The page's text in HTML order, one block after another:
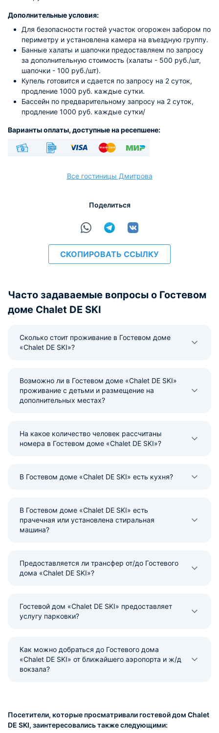
Дополнительные условия:
Для безопасности гостей участок огорожен забором по
периметру и установлена камера на въездную группу.
Банные халаты и шапочки предоставляем по запросу
за дополнительную стоимость (халаты - 500 руб./шт,
шапочки - 100 руб./шт).
Купель готовится и сдается по запросу на 2 суток,
продление 1000 руб. каждые сутки.
Бассейн по предварительному запросу на 2 суток,
продление 1000 руб. каждые сутки/
Варианты оплаты, доступные на ресепшене:
Все гостиницы Дмитрова
Поделиться
СКОПИРОВАТЬ ССЫЛКУ
Часто задаваемые вопросы о Гостевом
доме Chalet DE SKI
Сколько стоит проживание в Гостевом доме
«Chalet DE SKI»?
Возможно ли в Гостевом доме «Chalet DE SKI»
проживание с детьми и размещение на
дополнительных местах?
На какое количество человек рассчитаны
номера в Гостевом доме «Chalet DE SKI»?
В Гостевом доме «Chalet DE SKI» есть кухня?
В Гостевом доме «Chalet DE SKI» есть
прачечная или установлена стиральная
машина?
Предоставляется ли трансфер от/до Гостевого
дома «Chalet DE SKI»?
Гостевой дом «Chalet DE SKI» предоставляет
услугу парковки?
Как можно добраться до Гостевого дома
«Chalet DE SKI» от ближайшего аэропорта и ж/д
вокзала?
Посетители, которые просматривали гостевой дом Chalet
DE SKI, заинтересовались также следующими: